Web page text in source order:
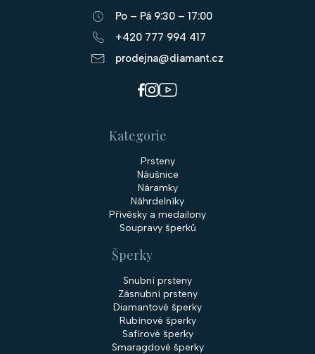
Po – Pá 9:30 – 17:00
+420 777 994 417
prodejna@diamant.cz
Kategorie
Prsteny
Náušnice
Náramky
Náhrdelníky
Přívěsky a medailony
Soupravy šperků
Šperky
Snubní prsteny
Zásnubní prsteny
Diamantové šperky
Rubínové šperky
Safírové šperky
Smaragdové šperky